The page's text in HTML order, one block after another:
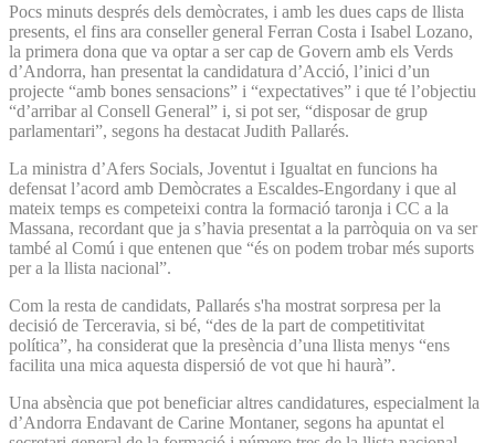
Pocs minuts després dels demòcrates, i amb les dues caps de llista
presents, el fins ara conseller general Ferran Costa i Isabel Lozano,
la primera dona que va optar a ser cap de Govern amb els Verds
d’Andorra, han presentat la candidatura d’Acció, l’inici d’un
projecte “amb bones sensacions” i “expectatives” i que té l’objectiu
“d’arribar al Consell General” i, si pot ser, “disposar de grup
parlamentari”, segons ha destacat Judith Pallarés.
La ministra d’Afers Socials, Joventut i Igualtat en funcions ha
defensat l’acord amb Demòcrates a Escaldes-Engordany i que al
mateix temps es competeixi contra la formació taronja i CC a la
Massana, recordant que ja s’havia presentat a la parròquia on va ser
també al Comú i que entenen que “és on podem trobar més suports
per a la llista nacional”.
Com la resta de candidats, Pallarés s'ha mostrat sorpresa per la
decisió de Terceravia, si bé, “des de la part de competitivitat
política”, ha considerat que la presència d’una llista menys “ens
facilita una mica aquesta dispersió de vot que hi haurà”.
Una absència que pot beneficiar altres candidatures, especialment la
d’Andorra Endavant de Carine Montaner, segons ha apuntat el